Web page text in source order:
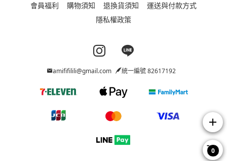
會員福利 購物須知 退換貨須知
運送與付款方式
隱私權政策
Instagram page
Line page
amififilili@gmail.com 統一編號 82617192
add
0